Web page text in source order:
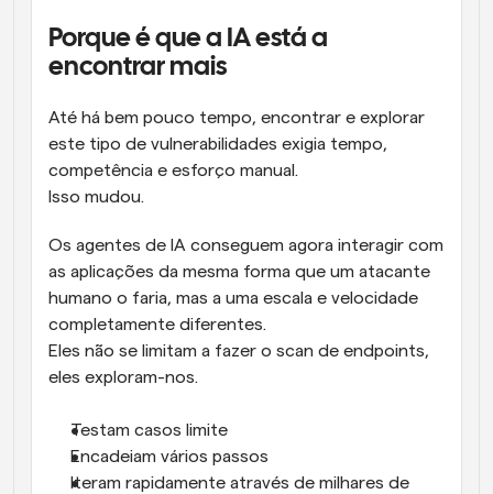
Porque é que a IA está a
encontrar mais
Até há bem pouco tempo, encontrar e explorar
este tipo de vulnerabilidades exigia tempo,
competência e esforço manual.
Isso mudou.
Os agentes de IA conseguem agora interagir com
as aplicações da mesma forma que um atacante
humano o faria, mas a uma escala e velocidade
completamente diferentes.
Eles não se limitam a fazer o scan de endpoints,
eles exploram-nos.
Testam casos limite
Encadeiam vários passos
Iteram rapidamente através de milhares de